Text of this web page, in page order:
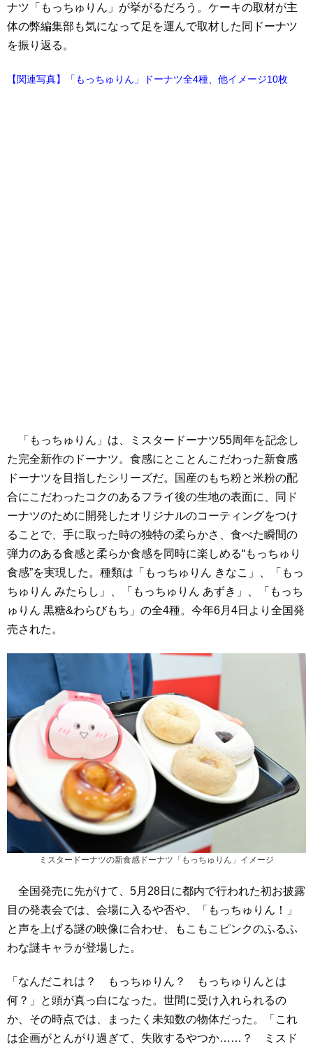
ナツ「もっちゅりん」が挙がるだろう。ケーキの取材が主
体の弊編集部も気になって足を運んで取材した同ドーナツ
を振り返る。
【関連写真】「もっちゅりん」ドーナツ全4種、他イメージ10枚
「もっちゅりん」は、ミスタードーナツ55周年を記念し
た完全新作のドーナツ。食感にとことんこだわった新食感
ドーナツを目指したシリーズだ。国産のもち粉と米粉の配
合にこだわったコクのあるフライ後の生地の表面に、同ド
ーナツのために開発したオリジナルのコーティングをつけ
ることで、手に取った時の独特の柔らかさ、食べた瞬間の
弾力のある食感と柔らか食感を同時に楽しめる“もっちゅり
食感”を実現した。種類は「もっちゅりん きなこ」、「もっ
ちゅりん みたらし」、「もっちゅりん あずき」、「もっち
ゅりん 黒糖&わらびもち」の全4種。今年6月4日より全国発
売された。
ミスタードーナツの新食感ドーナツ「もっちゅりん」イメージ
全国発売に先がけて、5月28日に都内で行われた初お披露
目の発表会では、会場に入るや否や、「もっちゅりん！」
と声を上げる謎の映像に合わせ、もこもこピンクのふるふ
わな謎キャラが登場した。
「なんだこれは？ もっちゅりん？ もっちゅりんとは
何？」と頭が真っ白になった。世間に受け入れられるの
か、その時点では、まったく未知数の物体だった。「これ
は企画がとんがり過ぎて、失敗するやつか……？ ミスド